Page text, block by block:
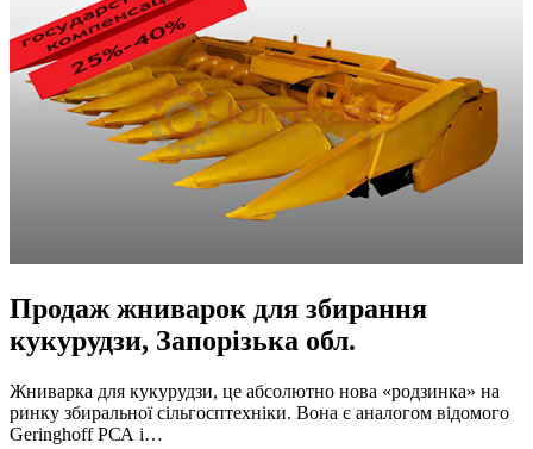
Продаж жниварок для збирання
кукурудзи, Запорізька обл.
Жниварка для кукурудзи, це абсолютно нова «родзинка» на
ринку збиральної сільгосптехніки. Вона є аналогом відомого
Geringhoff РСА і…